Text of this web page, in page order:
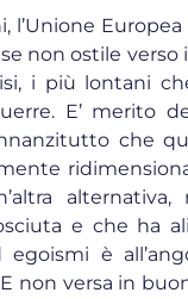
l’Unione
non ostile verso
i più lontani
E’ merito
che
e che ha
è
non versa in